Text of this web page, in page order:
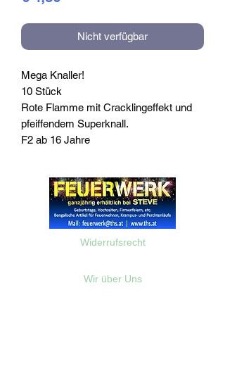
Nicht verfügbar
Mega Knaller!
10 Stück
Rote Flamme mit Cracklingeffekt und
pfeiffendem Superknall.
F2 ab 16 Jahre
Widerrufsrecht
Wir über Uns